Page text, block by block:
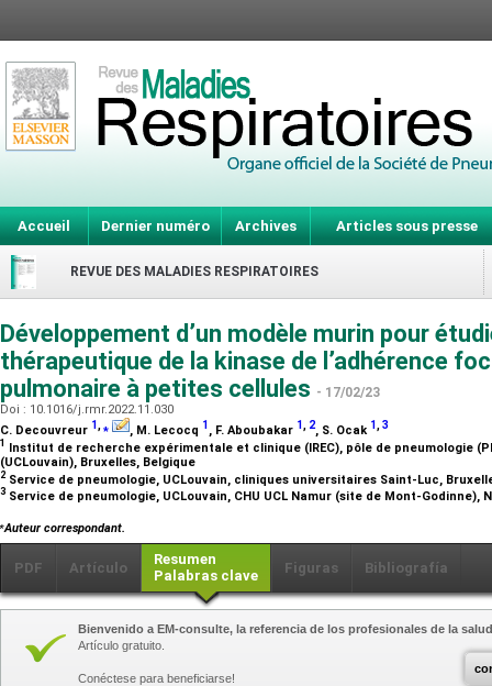
Accueil Dernier numéro Archives Articles sous presse
REVUE DES MALADIES RESPIRATOIRES
Développement d’un modèle murin pour
thérapeutique de la kinase de l’adhérence
pulmonaire à petites cellules - 17/02/23
Doi : 10.1016/j.rmr.2022.11.030
C. Decouvreur 1,⁎ , M. Lecocq 1 , F. Aboubakar 1, 2, S. Ocak 1,3
1 Institut de recherche expérimentale et clinique (IREC), pôle de pneumologie
(UCLouvain), Bruxelles, Belgique
2 Service de pneumologie, UCLouvain, cliniques universitaires Saint-Luc,
3 Service de pneumologie, UCLouvain, CHU UCL Namur (site de Mont-Godinne),
⁎Auteur correspondant.
PDF Artículo
Resumen
Palabras clave
Figuras Bibliografía
Bienvenido a EM-consulte, la referencia de los profesionales de la
Artículo gratuito.
Conéctese para beneficiarse!